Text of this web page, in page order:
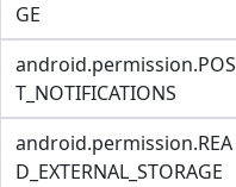
GE
android.permission.POS
T_NOTIFICATIONS
android.permission.REA
D_EXTERNAL_STORAGE